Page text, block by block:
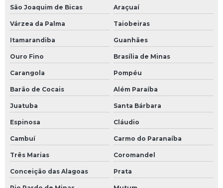
São Joaquim de Bicas Araçuaí
Várzea da Palma Taiobeiras
Itamarandiba Guanhães
Ouro Fino Brasília de Minas
Carangola Pompéu
Barão de Cocais Além Paraíba
Juatuba Santa Bárbara
Espinosa Cláudio
Cambuí Carmo do Paranaíba
Três Marias Coromandel
Conceição das Alagoas Prata